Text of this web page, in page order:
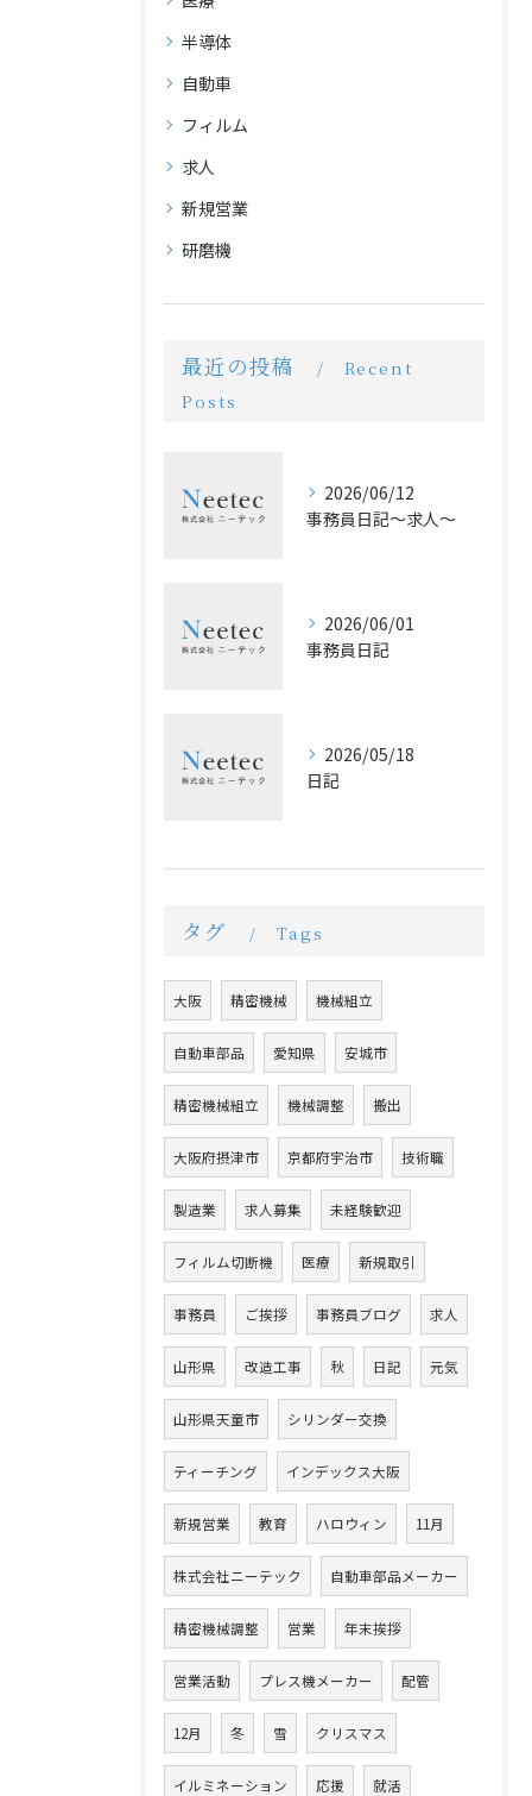
半導体
自動車
フィルム
求人
新規営業
研磨機
最近の投稿
Recent
Posts
2026/06/12
事務員日記〜求人〜
2026/06/01
事務員日記
2026/05/18
日記
タグ Tags
大阪 精密機械 機械組立
自動車部品 愛知県 安城市
精密機械組立 機械調整 搬出
大阪府摂津市 京都府宇治市 技術職
製造業 求人募集 未経験歓迎
フィルム切断機 医療 新規取引
事務員 ご挨拶 事務員ブログ 求人
山形県 改造工事 秋 日記 元気
山形県天童市 シリンダー交換
ティーチング インデックス大阪
新規営業 教育 ハロウィン 11月
株式会社ニーテック 自動車部品メーカー
精密機械調整 営業 年末挨拶
営業活動 プレス機メーカー 配管
12月 冬 雪 クリスマス
イルミネーション 応援 就活